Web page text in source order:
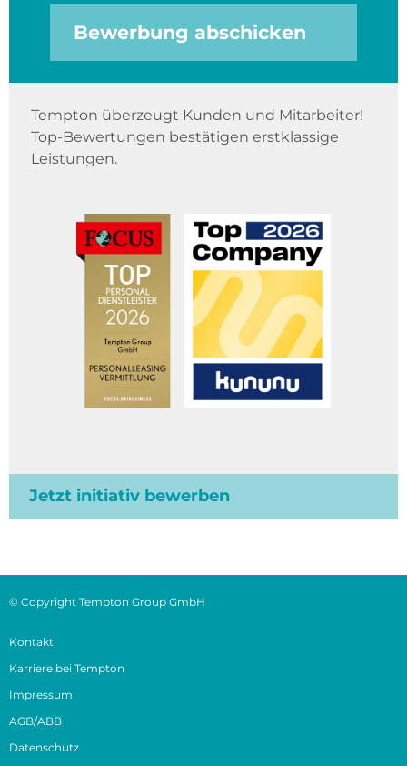
Bewerbung abschicken
Tempton überzeugt Kunden und Mitarbeiter!
Top-Bewertungen bestätigen erstklassige
Leistungen.
Jetzt initiativ bewerben
© Copyright Tempton Group GmbH
Kontakt
Karriere bei Tempton
Impressum
AGB/ABB
Datenschutz